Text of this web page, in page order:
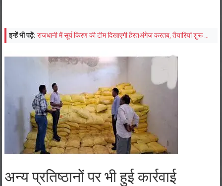
इन्हें भी पढ़ें: राजधानी में सूर्य किरण की टीम दिखाएगी हैरतअंगेज करतब, तैयारियां शुरू …
अन्य प्रतिष्ठानों पर भी हुई कार्रवाई